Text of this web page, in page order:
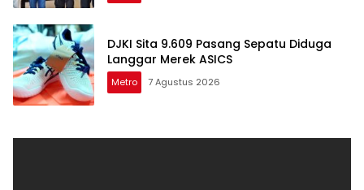
DJKI Sita 9.609 Pasang Sepatu Diduga
Langgar Merek ASICS
Metro 7 Agustus 2026